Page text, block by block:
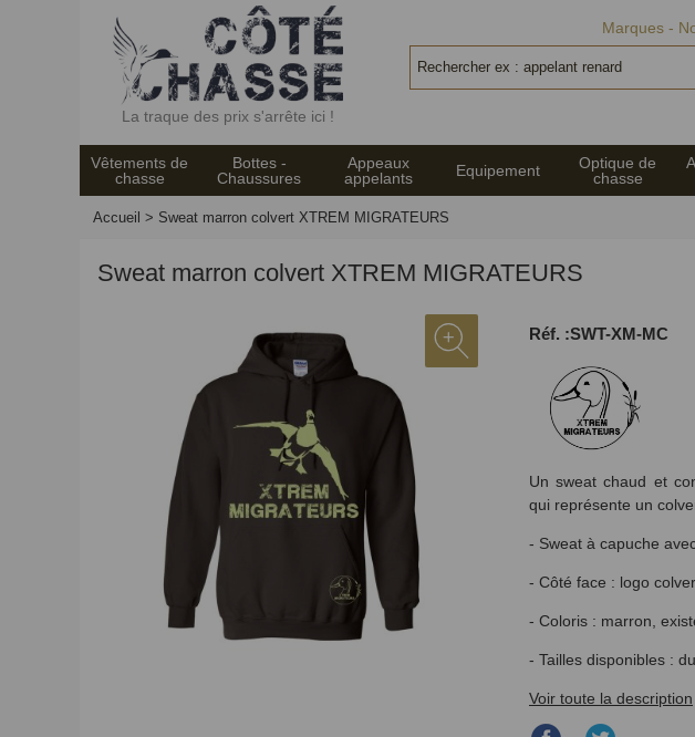
La traque des prix s'arrête ici !
Marques
Vêtements de
chasse
Bottes -
Chaussures
Appeaux
appelants
Equipement
Optique de
chasse
Accueil > Sweat marron colvert XTREM MIGRATEURS
Sweat marron colvert XTREM MIGRATEURS
Réf. :SWT-XM-MC
Un sweat chaud et
qui représente un
- Sweat à capuche
- Côté face : logo
- Coloris : marron,
- Tailles disponibles :
Voir toute la description